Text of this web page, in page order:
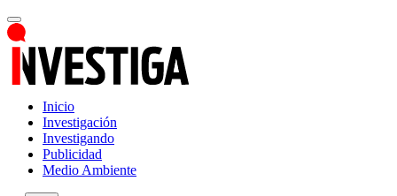
Inicio
Investigación
Investigando
Publicidad
Medio Ambiente